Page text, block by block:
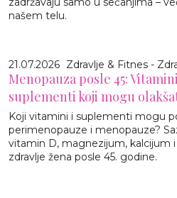
našem telu.
21.07.2026 Zdravlje & Fitnes -
Menopauza posle 45:
suplementi koji mogu
Koji vitamini i suplementi mogu
perimenopauze i menopauze?
vitamin D, magnezijum, kalcijum
zdravlje žena posle 45. godine.